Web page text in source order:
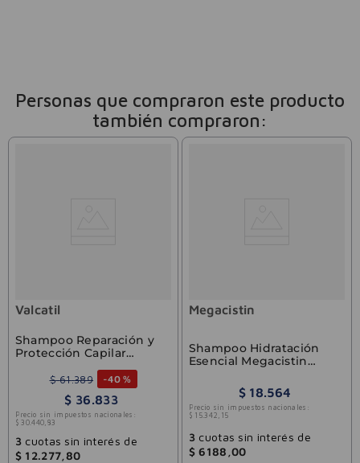
Personas que compraron este producto
también compraron:
Valcatil
Shampoo Reparación y
Protección Capilar
$ 61.389 -40 %
$ 36.833
Precio sin impuestos nacionales:
$ 30.440, 83
3cuotas sin interés de
$ 12.277 80
Megacistin
Shampoo Hidratación
Esencial Megacistin
$ 18.564
Precio sin impuestos nacionales:
$ 15.342 , 15
3cuotas sin interés de
$ 6188 00